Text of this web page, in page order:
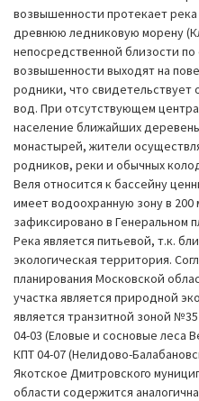
возвышенности протекает река
древнюю ледниковую морену
непосредственной близости по
возвышенности выходят на
родники, что свидетельствует
вод. При отсутствующем
население ближайших
монастырей, жители
родников, реки и обычных
Веля относится к бассейну
имеет водоохранную зону в 200
зафиксировано в Генеральном
Река является питьевой, т.к.
экологическая территория.
планирования Московской
участка является природной
является транзитной зоной
04-03 (Еловые и сосновые леса
КПТ 04-07 (Нелидово-
Якотское Дмитровского
области содержится